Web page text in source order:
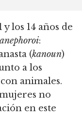
los 14 años de
:
(kanoun)
a los
animales.
no
en este